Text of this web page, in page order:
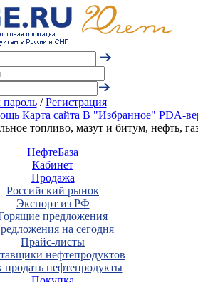
/Регистрация
Карта сайта В "Избранное" PDA-
топливо, мазут и битум, нефть,
НефтеБаза
Кабинет
Продажа
Российский рынок
Экспорт из РФ
предложения
на сегодня
Прайс-листы
нефтепродуктов
продать нефтепродукты